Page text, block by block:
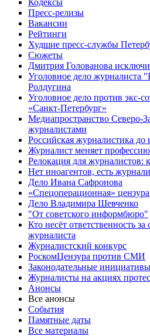
Кодексы
Пресс-релизы
Вакансии
Рейтинги
Худшие пресс-службы
Сюжеты
Дмитрия Голованова
Уголовное дело журналиста
Ролдугина
Уголовное дело против экс-
«Санкт-Петербург»
Медиапространство Северо-
журналистами
Российская журналистика
Журналист меняет профессию
Релокация для журналистов:
Нет иноагентов, есть
Дело Ивана Сафронова
«Спецоперационная» цензура
Дело Владимира Шевченко
"От советского информбюро"
Кто несёт ответственность
журналиста
Журналистский конкурс
РоскомЦензура против СМИ
Законодательные
Журналисты на акциях
Анонсы
Все анонсы
События
Памятные даты
Все материалы